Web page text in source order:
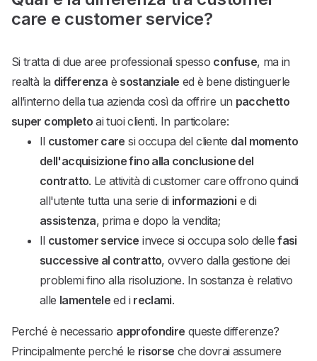
care e customer service?
Si tratta di due aree professionali spesso confuse, ma in
realtà la differenza è sostanziale ed è bene distinguerle
all’interno della tua azienda così da offrire un pacchetto
super completo ai tuoi clienti. In particolare:
Il customer care si occupa del cliente dal momento
dell'acquisizione fino alla conclusione del
contratto. Le attività di customer care offrono quindi
all'utente tutta una serie di informazioni e di
assistenza, prima e dopo la vendita;
Il customer service invece si occupa solo dellefasi
successive al contratto, ovvero dalla gestione dei
problemi fino alla risoluzione. In sostanza è relativo
alle lamentele ed i reclami.
Perché è necessario approfondire queste differenze?
Principalmente perché le risorse che dovrai assumere